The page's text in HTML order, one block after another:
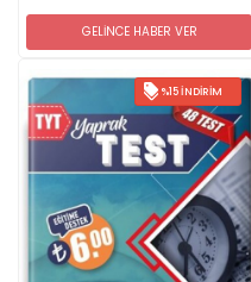
GELİNCE HABER VER
%15 İNDIRIM